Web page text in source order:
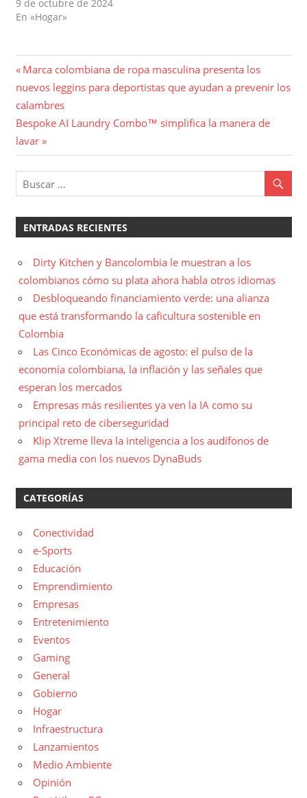
9 de octubre de 2024
En «Hogar»
Navegación
de
entradas
Entrada
anterior:
Marca colombiana de ropa masculina presenta los
nuevos leggins para deportistas que ayudan a prevenir los
calambres
Entrada
siguiente:
Bespoke AI Laundry Combo™ simplifica la manera de
lavar
ENTRADAS RECIENTES
Dirty Kitchen y Bancolombia le muestran a los
colombianos cómo su plata ahora habla otros idiomas
Desbloqueando financiamiento verde: una alianza
que está transformando la caficultura sostenible en
Colombia
Las Cinco Económicas de agosto: el pulso de la
economía colombiana, la inflación y las señales que
esperan los mercados
Empresas más resilientes ya ven la IA como su
principal reto de ciberseguridad
Klip Xtreme lleva la inteligencia a los audífonos de
gama media con los nuevos DynaBuds
CATEGORÍAS
Conectividad
e-Sports
Educación
Emprendimiento
Empresas
Entretenimiento
Eventos
Gaming
General
Gobierno
Hogar
Infraestructura
Lanzamientos
Medio Ambiente
Opinión